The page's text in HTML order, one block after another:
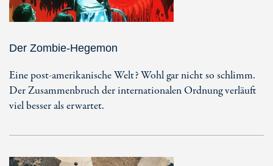
Der Zombie-Hegemon
Eine post-amerikanische Welt? Wohl gar nicht so schlimm.
Der Zusammenbruch der internationalen Ordnung verläuft
viel besser als erwartet.